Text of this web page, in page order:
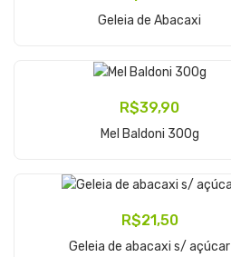
Geleia de Abacaxi
Adicionar Ao Carrinho
R$39,90
Mel Baldoni 300g
R$21,50
Geleia de abacaxi s/ açúcar